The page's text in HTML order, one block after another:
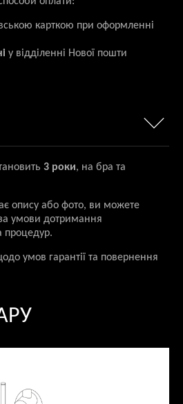
карткою при оформленні
у відділенні Нової пошти
3 роки, на бра та
опису або фото, ви можете
умови дотримання
процедур.
умов гарантії та повернення